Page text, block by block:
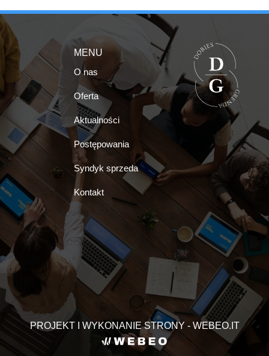
MENU
O nas
Oferta
Aktualności
Postępowania
Syndyk sprzeda
Kontakt
PROJEKT I WYKONANIE STRONY - WEBEO.IT